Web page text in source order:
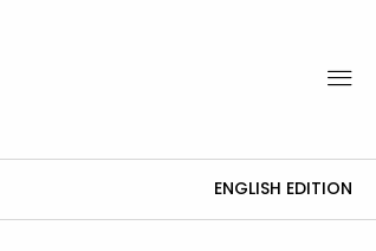
ENGLISH EDITION